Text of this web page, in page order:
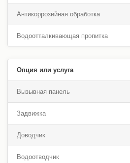
Антикоррозийная обработка
Водоотталкивающая пропитка
Опция или услуга
Вызывная панель
Задвижка
Доводчик
Водоотводчик